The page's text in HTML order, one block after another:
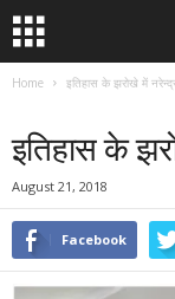
Home इतिहास के झरोखे में
इतिहास के
August 21, 2018
Facebook